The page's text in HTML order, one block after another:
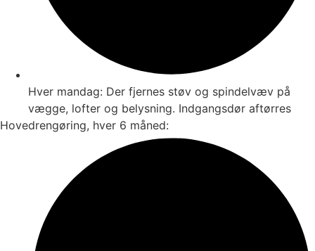
Hver mandag: Der fjernes støv og spindelvæv på
vægge, lofter og belysning. Indgangsdør aftørres
Hovedrengøring, hver 6 måned: